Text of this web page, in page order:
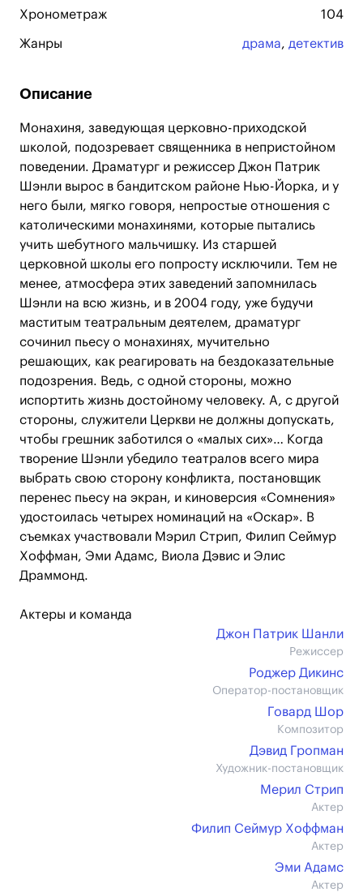
Хронометраж 104
Жанры драма, детектив
Описание
Монахиня, заведующая церковно-приходской
школой, подозревает священника в непристойном
поведении. Драматург и режиссер Джон Патрик
Шэнли вырос в бандитском районе Нью-Йорка, и у
него были, мягко говоря, непростые отношения с
католическими монахинями, которые пытались
учить шебутного мальчишку. Из старшей
церковной школы его попросту исключили. Тем не
менее, атмосфера этих заведений запомнилась
Шэнли на всю жизнь, и в 2004 году, уже будучи
маститым театральным деятелем, драматург
сочинил пьесу о монахинях, мучительно
решающих, как реагировать на бездоказательные
подозрения. Ведь, с одной стороны, можно
испортить жизнь достойному человеку. А, с другой
стороны, служители Церкви не должны допускать,
чтобы грешник заботился о «малых сих»… Когда
творение Шэнли убедило театралов всего мира
выбрать свою сторону конфликта, постановщик
перенес пьесу на экран, и киноверсия «Сомнения»
удостоилась четырех номинаций на «Оскар». В
съемках участвовали Мэрил Стрип, Филип Сеймур
Хоффман, Эми Адамс, Виола Дэвис и Элис
Драммонд.
Актеры и команда
Джон Патрик Шанли
Режиссер
Роджер Дикинс
Оператор-постановщик
Говард Шор
Композитор
Дэвид Гропман
Художник-постановщик
Мерил Стрип
Актер
Филип Сеймур Хоффман
Актер
Эми Адамс
Актер